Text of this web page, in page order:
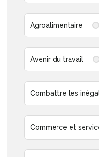
Agroalimentaire
Avenir du travail
Combattre les
Commerce et